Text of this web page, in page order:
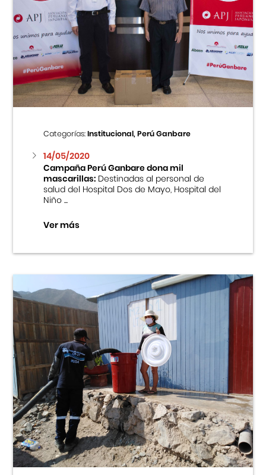
Categorías:Institucional, Perú Ganbare
14/05/2020
Campaña Perú Ganbare dona mil
mascarillas:Destinadas al personal de
salud del Hospital Dos de Mayo, Hospital del
Niño ...
Ver más